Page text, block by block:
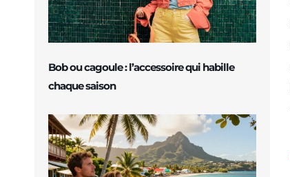
Bob ou cagoule : l’accessoire qui habille
chaque saison